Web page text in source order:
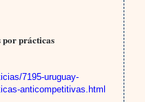
por prácticas
7195-uruguay-
anticompetitivas.html